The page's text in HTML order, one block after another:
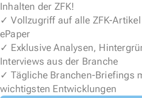
Inhalten der ZFK!
✓ Vollzugriff auf alle ZFK-
ePaper
✓ Exklusive Analysen,
Interviews aus der Branche
✓ Tägliche Branchen-Briefings
wichtigsten Entwicklungen